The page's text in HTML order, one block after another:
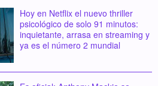
Hoy en Netflix el nuevo thriller
psicológico de solo 91 minutos:
inquietante, arrasa en streaming y
ya es el número 2 mundial